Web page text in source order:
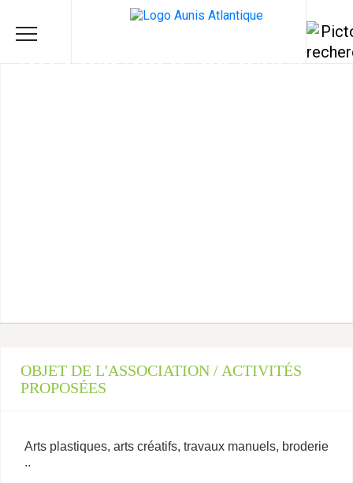
OBJET DE L'ASSOCIATION / ACTIVITÉS
PROPOSÉES
Arts plastiques, arts créatifs, travaux manuels, broderie
..